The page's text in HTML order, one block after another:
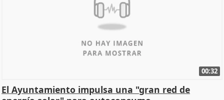
00:32
El Ayuntamiento impulsa una "gran red de